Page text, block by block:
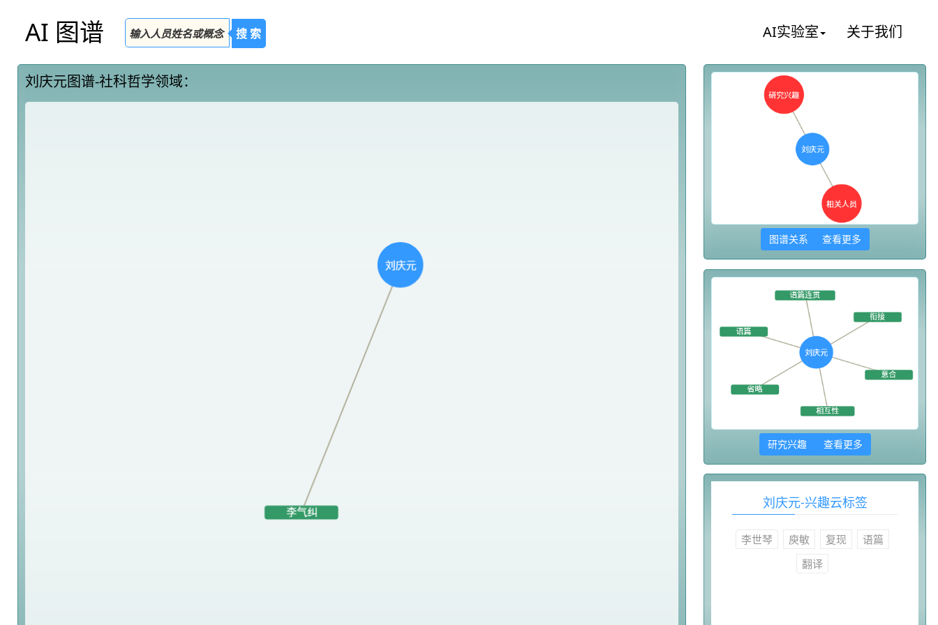
AI 图谱 搜 索 AI实验室 关于我们
刘庆元图谱-社科哲学领域：
图谱关系 查看更多
研究兴趣 查看更多
刘庆元-兴趣云标签
李世琴 庾敏 复现
语篇
翻译